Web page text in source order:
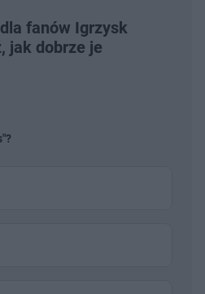
fanów Igrzysk
jak dobrze je